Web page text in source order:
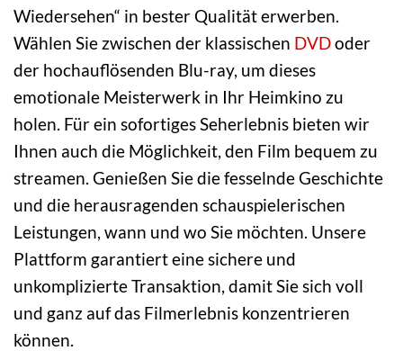
Wiedersehen“ in bester Qualität erwerben.
Wählen Sie zwischen der klassischen DVDoder
der hochauflösenden Blu-ray, um dieses
emotionale Meisterwerk in Ihr Heimkino zu
holen. Für ein sofortiges Seherlebnis bieten wir
Ihnen auch die Möglichkeit, den Film bequem zu
streamen. Genießen Sie die fesselnde Geschichte
und die herausragenden schauspielerischen
Leistungen, wann und wo Sie möchten. Unsere
Plattform garantiert eine sichere und
unkomplizierte Transaktion, damit Sie sich voll
und ganz auf das Filmerlebnis konzentrieren
können.